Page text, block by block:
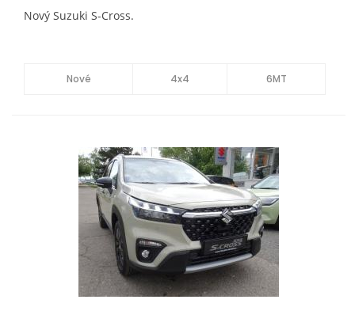
Nový Suzuki S-Cross.
Nové 4x4 6MT